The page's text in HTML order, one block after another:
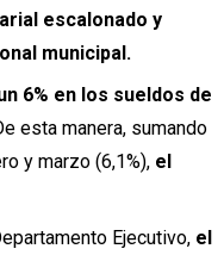
escalonado y
municipal.
6% en los sueldos de
esta manera, sumando
y marzo (6,1%), el
Ejecutivo, el